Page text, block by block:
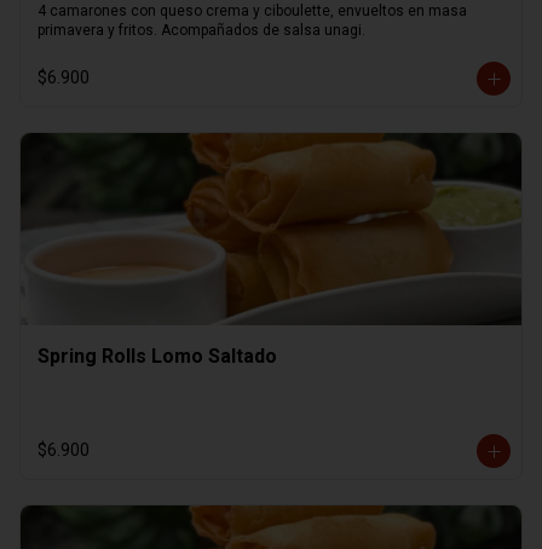
4 camarones con queso crema y ciboulette, envueltos en masa
primavera y fritos. Acompañados de salsa unagi.
$6.900
Spring Rolls Lomo Saltado
$6.900